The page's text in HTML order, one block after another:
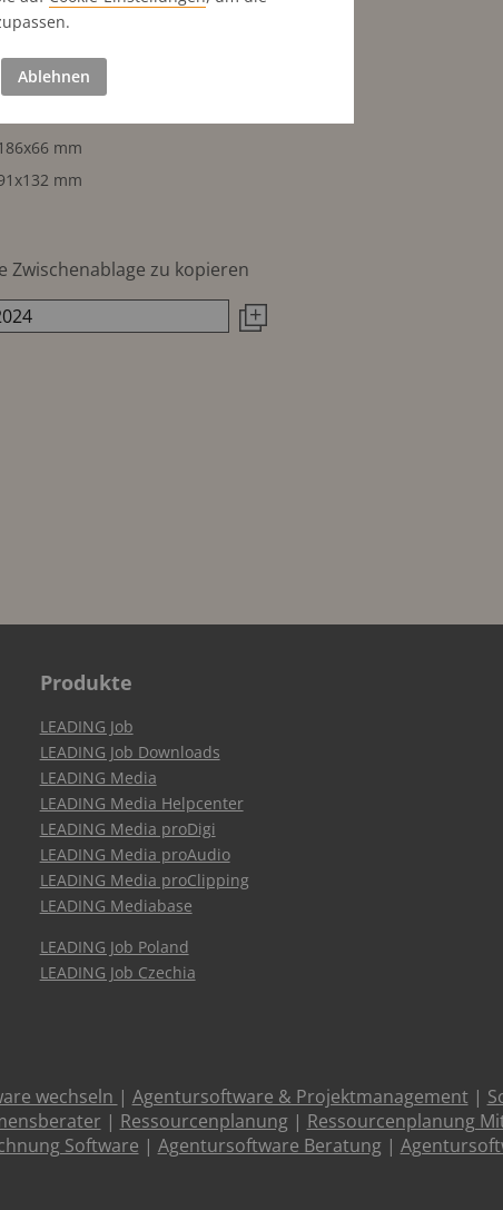
mm
186x88 mm
mm
mm
Zwischenablage zu kopieren
Produkte
LEADING Job
LEADING Job Downloads
LEADING Media
LEADING Media Helpcenter
LEADING Media proDigi
LEADING Media proAudio
LEADING Media proClipping
LEADING Mediabase
LEADING Job Poland
LEADING Job Czechia
wechseln | Agentursoftware & Projektmanagement|
| Ressourcenplanung| Ressourcenplanung
Software | Agentursoftware Beratung|
Ablehnen